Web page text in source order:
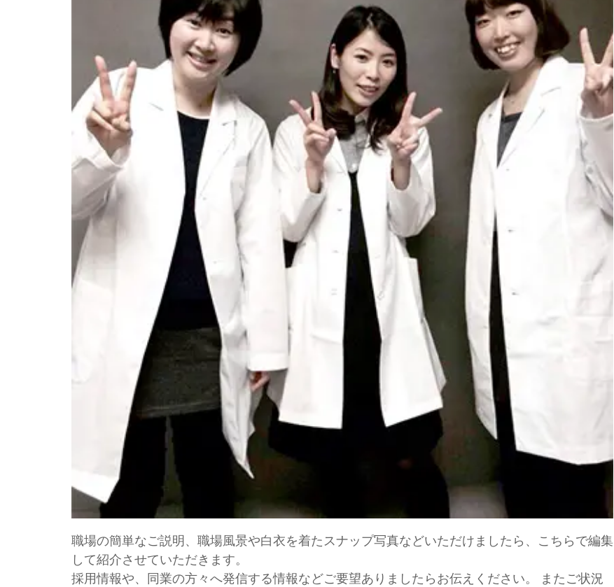
職場の簡単なご説明、職場風景や白衣を着たスナップ写真などいただけましたら、こちらで編集
して紹介させていただきます。
採用情報や、同業の方々へ発信する情報などご要望ありましたらお伝えください。 またご状況